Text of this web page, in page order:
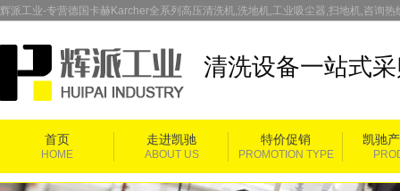
辉派工业-专营德国卡赫Karcher全系列高压清洗机,洗地机,工业吸尘器,扫地机,咨询
清洗设备一站式
首页 走进凯驰 特价促销 凯驰
HOME ABOUT US PROMOTION TYPE